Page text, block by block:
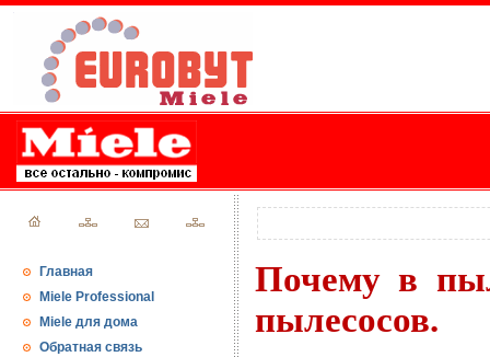
Главная
Miele Professional
Miele для дома
Обратная связь
Почему в
пылесосов.